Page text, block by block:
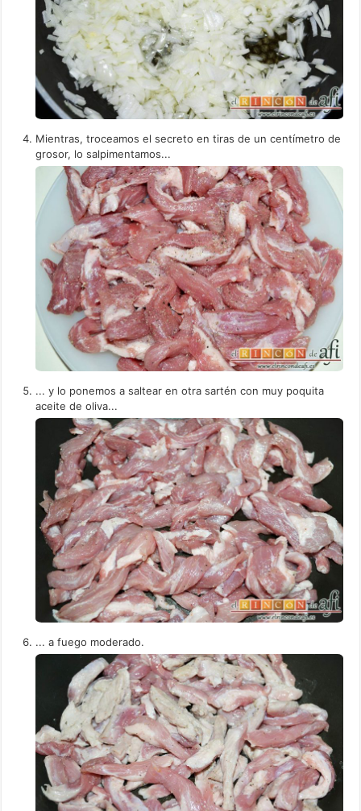
Mientras, troceamos el secreto en tiras de un centímetro de
grosor, lo salpimentamos...
... y lo ponemos a saltear en otra sartén con muy poquita
aceite de oliva...
... a fuego moderado.